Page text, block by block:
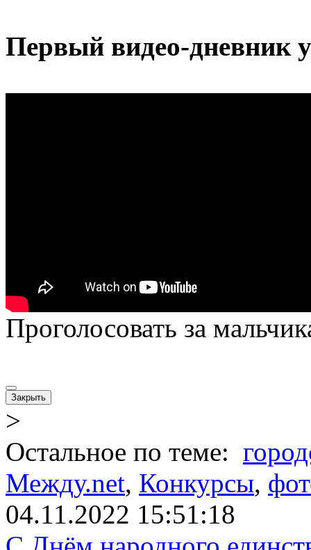
Первый видео-дневник
Проголосовать за
Закрыть
>
Остальное по теме:
Между.net, Конкурсы,
04.11.2022 15:51:18